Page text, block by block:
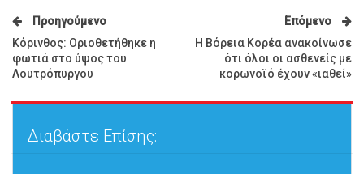
Προηγούμενο
Κόρινθος: Οριοθετήθηκε η
φωτιά στο ύψος του
Λουτρόπυργου
Επόμενο
Η Βόρεια Κορέα ανακοίνωσε
ότι όλοι οι ασθενείς με
κορωνοϊό έχουν «ιαθεί»
Διαβάστε Επίσης: